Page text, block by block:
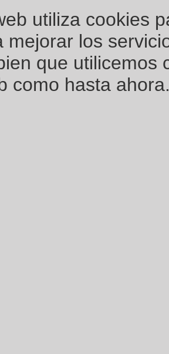
utiliza cookies
mejorar los
que utilicemos
como hasta